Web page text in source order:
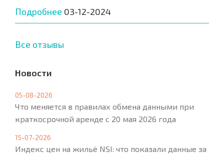
Подробнее 03-12-2024
Все отзывы
Новости
05-08-2026
Что меняется в правилах обмена данными при
краткосрочной аренде с 20 мая 2026 года
15-07-2026
Индекс цен на жильё NSI: что показали данные за